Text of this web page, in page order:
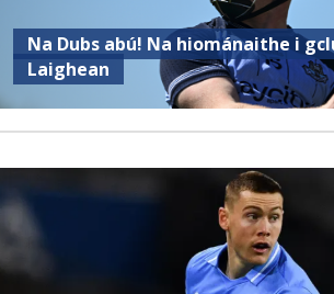
Na Dubs abú! Na hiománaithe i
Laighean